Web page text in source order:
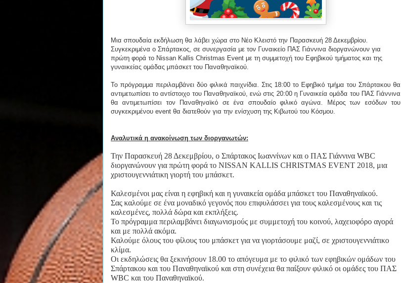
Μια σπουδαία εκδήλωση θα λάβει χώρα στο Νέο Κλειστό την Παρασκευή 28 Δεκεμβρίου.
Συγκεκριμένα ο Σπάρτακος, σε συνεργασία με τον Γυναικείο ΠΑΣ Γιάννινα διοργανώνουν για
πρώτη φορά το Nissan Kallis Christmas Event με τη συμμετοχή του Εφηβικού τμήματος και της
γυναικείας ομάδας μπάσκετ του Παναθηναϊκού.
Το πρόγραμμα περιλαμβάνει δύο φιλικά παιχνίδια. Στις 18:00 το Εφηβικό τμήμα του Σπάρτακου θα
αντιμετωπίσει το αντίστοιχο του Παναθηναϊκού, ενώ στις 20:00 η Γυναικεία ομάδα του ΠΑΣ Γιάννινα
θα αντιμετωπίσει τον Παναθηναϊκό σε ένα σπουδαίο φιλικό αγώνα. Μέρος των εσόδων του
συγκεκριμένου event θα διατεθούν για την ενίσχυση της Κιβωτού του Κόσμου.
Αναλυτικά η ανακοίνωση των διοργανωτών:
Την Παρασκευή 28 Δεκεμβρίου, ο Σπάρτακος Ιωαννίνων και ο ΠΑΣ Γιάννινα WBC
διοργανώνουν για πρώτη φορά το NISSAN KALLIS CHRISTMAS EVENT 2018, μια
χριστουγεννιάτικη γιορτή του μπάσκετ.
Καλεσμένοι μας είναι η εφηβική και η γυναικεία ομάδα μπάσκετ του Παναθηναϊκού.
Σας καλούμε σε ένα μοναδικό γεγονός που επιφυλάσσει για τους καλεσμένους και τις
καλεσμένες, πολλά δώρα και εκπλήξεις.
Το πρόγραμμα περιλαμβάνει διαγωνισμούς με συμμετοχή του κοινού, λαχειοφόρο αγορά
και με πολλά ακόμα.
Καλούμε όλους του φίλους του μπάσκετ για να γιορτάσουμε μαζί, σε χριστουγεννιάτικο
κλίμα.
Οι εκδηλώσεις θα ξεκινήσουν 18.00 το απόγευμα με το φιλικό των εφηβικών ομάδων του
Σπάρτακου και του Παναθηναϊκού και στη συνέχεια θα παίξουν φιλικό οι ομάδες του ΠΑΣ
WBC και του Παναθηναϊκού.